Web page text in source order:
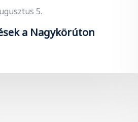
5.
a Nagykörúton